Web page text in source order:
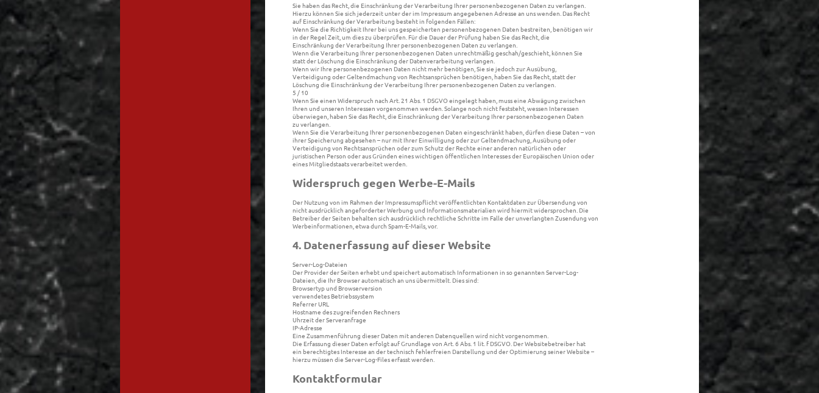
Sie haben das Recht, die Einschränkung der Verarbeitung Ihrer personenbezogenen Daten zu verlangen.
Hierzu können Sie sich jederzeit unter der im Impressum angegebenen Adresse an uns wenden. Das Recht
auf Einschränkung der Verarbeitung besteht in folgenden Fällen:
Wenn Sie die Richtigkeit Ihrer bei uns gespeicherten personenbezogenen Daten bestreiten, benötigen wir
in der Regel Zeit, um dies zu überprüfen. Für die Dauer der Prüfung haben Sie das Recht, die
Einschränkung der Verarbeitung Ihrer personenbezogenen Daten zu verlangen.
Wenn die Verarbeitung Ihrer personenbezogenen Daten unrechtmäßig geschah/geschieht, können Sie
statt der Löschung die Einschränkung der Datenverarbeitung verlangen.
Wenn wir Ihre personenbezogenen Daten nicht mehr benötigen, Sie sie jedoch zur Ausübung,
Verteidigung oder Geltendmachung von Rechtsansprüchen benötigen, haben Sie das Recht, statt der
Löschung die Einschränkung der Verarbeitung Ihrer personenbezogenen Daten zu verlangen.
5 / 10
Wenn Sie einen Widerspruch nach Art. 21 Abs. 1 DSGVO eingelegt haben, muss eine Abwägung zwischen
Ihren und unseren Interessen vorgenommen werden. Solange noch nicht feststeht, wessen Interessen
überwiegen, haben Sie das Recht, die Einschränkung der Verarbeitung Ihrer personenbezogenen Daten
zu verlangen.
Wenn Sie die Verarbeitung Ihrer personenbezogenen Daten eingeschränkt haben, dürfen diese Daten – von
ihrer Speicherung abgesehen – nur mit Ihrer Einwilligung oder zur Geltendmachung, Ausübung oder
Verteidigung von Rechtsansprüchen oder zum Schutz der Rechte einer anderen natürlichen oder
juristischen Person oder aus Gründen eines wichtigen öffentlichen Interesses der Europäischen Union oder
eines Mitgliedstaats verarbeitet werden.
Widerspruch gegen Werbe-E-Mails
Der Nutzung von im Rahmen der Impressumspflicht veröffentlichten Kontaktdaten zur Übersendung von
nicht ausdrücklich angeforderter Werbung und Informationsmaterialien wird hiermit widersprochen. Die
Betreiber der Seiten behalten sich ausdrücklich rechtliche Schritte im Falle der unverlangten Zusendung von
Werbeinformationen, etwa durch Spam-E-Mails, vor.
4. Datenerfassung auf dieser Website
Server-Log-Dateien
Der Provider der Seiten erhebt und speichert automatisch Informationen in so genannten Server-Log-
Dateien, die Ihr Browser automatisch an uns übermittelt. Dies sind:
Browsertyp und Browserversion
verwendetes Betriebssystem
Referrer URL
Hostname des zugreifenden Rechners
Uhrzeit der Serveranfrage
IP-Adresse
Eine Zusammenführung dieser Daten mit anderen Datenquellen wird nicht vorgenommen.
Die Erfassung dieser Daten erfolgt auf Grundlage von Art. 6 Abs. 1 lit. f DSGVO. Der Websitebetreiber hat
ein berechtigtes Interesse an der technisch fehlerfreien Darstellung und der Optimierung seiner Website –
hierzu müssen die Server-Log-Files erfasst werden.
Kontaktformular